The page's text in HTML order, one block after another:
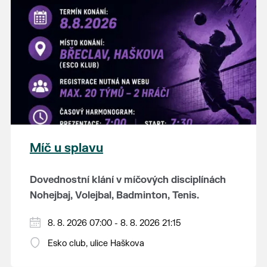
K tanci a poslechu bude hrát DH
Lanžhotčané.
Těšíme se na Vás!
Míč u splavu
Dovednostní klání v míčových disciplínách
Nohejbaj, Volejbal, Badminton, Tenis.
Zúčastnit se může max. 20 dvojčlenných
týmů - každý tým si zahraje min. 4 západy od
8. 8. 2026 07:00 - 8. 8. 2026 21:15
Esko club, ulice Haškova